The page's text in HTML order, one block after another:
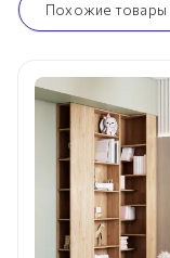
Похожие товары